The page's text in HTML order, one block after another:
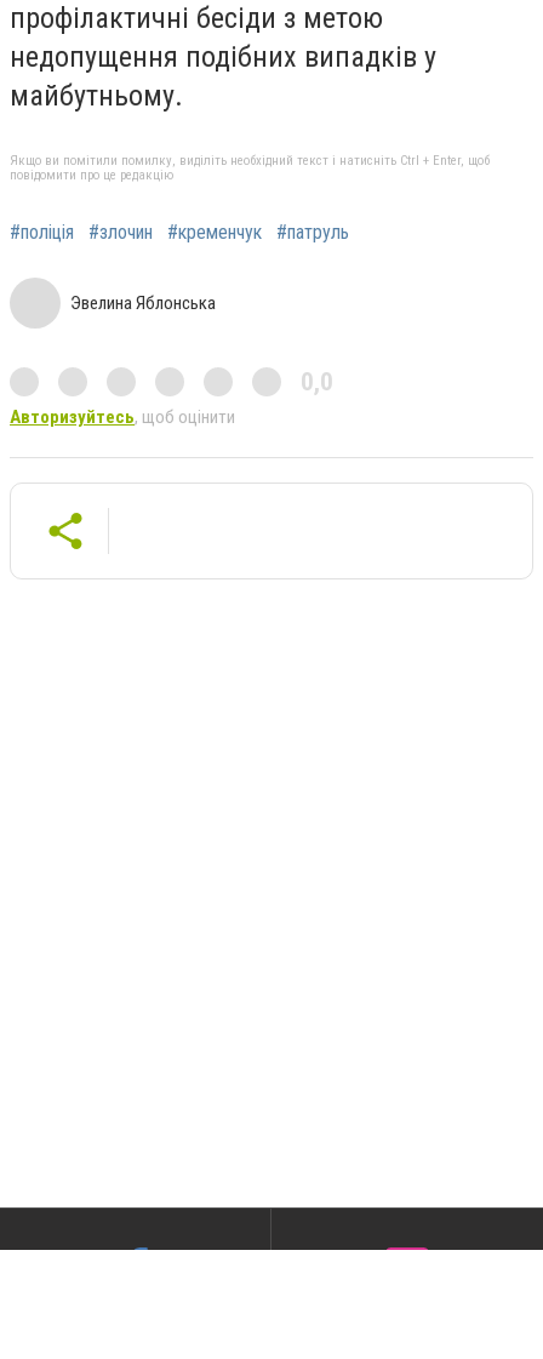
профілактичні бесіди з метою
недопущення подібних випадків у
майбутньому.
Якщо ви помітили помилку, виділіть необхідний текст і натисніть Ctrl + Enter, щоб
повідомити про це редакцію
#поліція #злочин #кременчук #патруль
Эвелина Яблонська
0,0
Авторизуйтесь, щоб оцінити